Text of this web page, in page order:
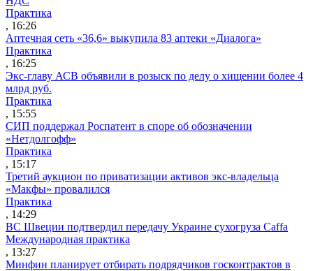
Практика
, 16:26
Аптечная сеть «36,6» выкупила 83 аптеки «Диалога»
Практика
, 16:25
Экс-главу АСВ объявили в розыск по делу о хищении более 4
млрд руб.
Практика
, 15:55
СИП поддержал Роспатент в споре об обозначении
«Нетдолгофф»
Практика
, 15:17
Третий аукцион по приватизации активов экс-владельца
«Макфы» провалился
Практика
, 14:29
ВС Швеции подтвердил передачу Украине сухогруза Caffa
Международная практика
, 13:27
Минфин планирует отбирать подрядчиков госконтрактов в